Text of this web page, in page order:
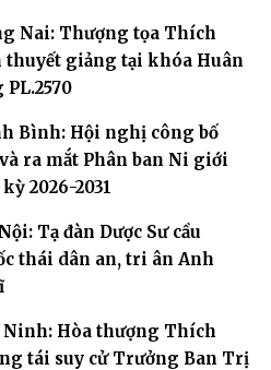
Nai: Thượng tọa Thích
thuyết giảng tại khóa Huân
Bình: Hội nghị công bố
ra mắt Phân ban Ni giới
2026-2031
Tạ đàn Dược Sư cầu
thái dân an, tri ân Anh
Ninh: Hòa thượng Thích
tái suy cử Trưởng Ban Trị